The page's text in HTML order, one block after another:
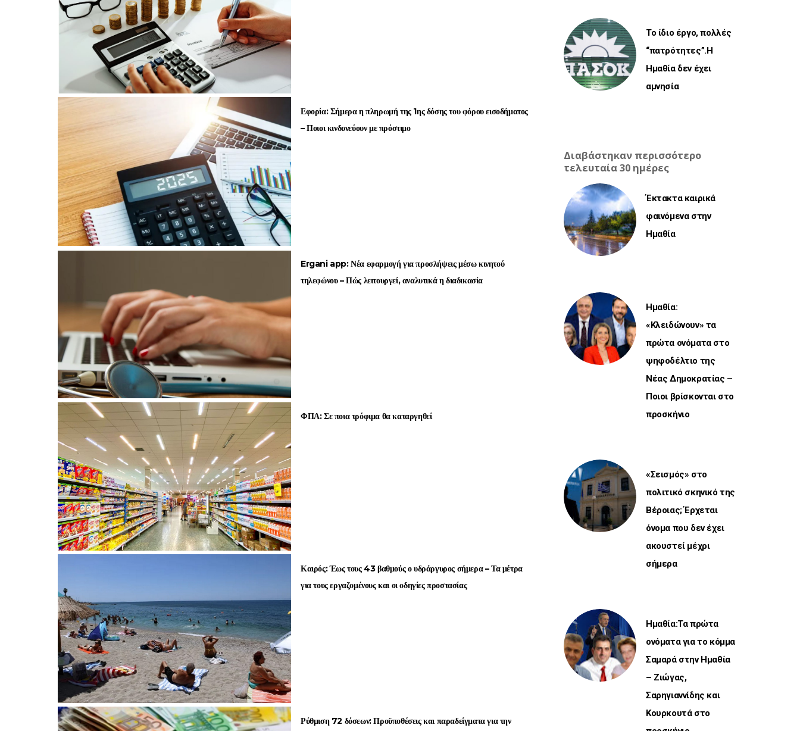
Εφορία: Σήμερα η πληρωμή της 1ης δόσης του φόρου εισοδήματος
– Ποιοι κινδυνεύουν με πρόστιμο
Ergani app: Νέα εφαρμογή για προσλήψεις μέσω κινητού
τηλεφώνου – Πώς λειτουργεί, αναλυτικά η διαδικασία
ΦΠΑ: Σε ποια τρόφιμα θα καταργηθεί
Καιρός: Έως τους 43 βαθμούς ο υδράργυρος σήμερα – Τα μέτρα
για τους εργαζομένους και οι οδηγίες προστασίας
Ρύθμιση 72 δόσεων: Προϋποθέσεις και παραδείγματα για την
Το ίδιο έργο, πολλές
“πατρότητες”.Η
Ημαθία δεν έχει
αμνησία
Διαβάστηκαν περισσότερο
τελευταία 30 ημέρες
Έκτακτα καιρικά
φαινόμενα στην
Ημαθία
Ημαθία:
«Κλειδώνουν» τα
πρώτα ονόματα στο
ψηφοδέλτιο της
Νέας Δημοκρατίας –
Ποιοι βρίσκονται στο
προσκήνιο
«Σεισμός» στο
πολιτικό σκηνικό της
Βέροιας; Έρχεται
όνομα που δεν έχει
ακουστεί μέχρι
σήμερα
Ημαθία:Τα πρώτα
ονόματα για το κόμμα
Σαμαρά στην Ημαθία
– Ζιώγας,
Σαρηγιαννίδης και
Κουρκουτά στο